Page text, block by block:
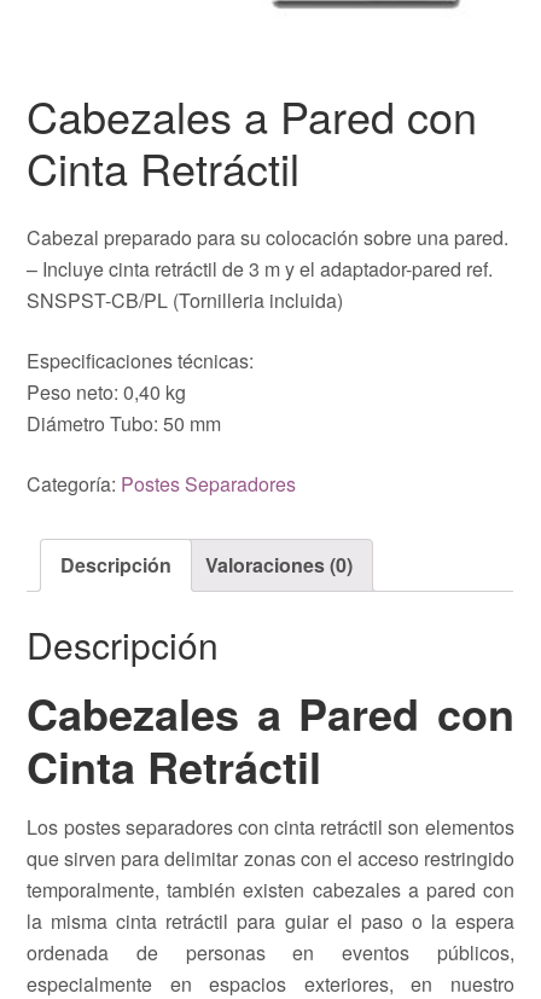
Cabezales a Pared con
Cinta Retráctil
Cabezal preparado para su colocación sobre una pared.
– Incluye cinta retráctil de 3 m y el adaptador-pared ref.
SNSPST-CB/PL (Tornilleria incluida)
Especificaciones técnicas:
Peso neto: 0,40 kg
Diámetro Tubo: 50 mm
Categoría: Postes Separadores
Descripción Valoraciones (0)
Descripción
Cabezales a Pared con
Cinta Retráctil
Los postes separadores con cinta retráctil son elementos
que sirven para delimitar zonas con el acceso restringido
temporalmente, también existen cabezales a pared con
la misma cinta retráctil para guiar el paso o la espera
ordenada de personas en eventos públicos,
especialmente en espacios exteriores, en nuestro